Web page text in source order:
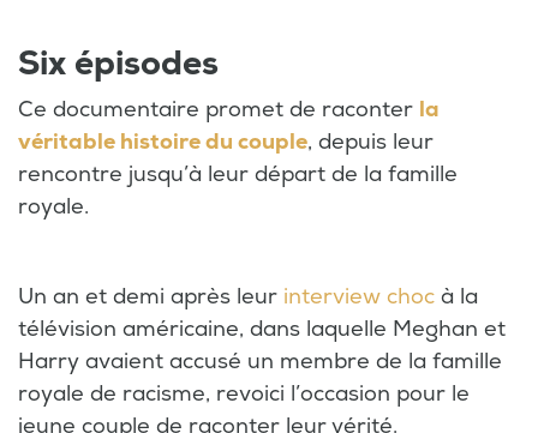
Six épisodes
Ce documentaire promet de raconter la
véritable histoire du couple, depuis leur
rencontre jusqu’à leur départ de la famille
royale.
Un an et demi après leur interview choc à la
télévision américaine, dans laquelle Meghan et
Harry avaient accusé un membre de la famille
royale de racisme, revoici l’occasion pour le
jeune couple de raconter leur vérité.